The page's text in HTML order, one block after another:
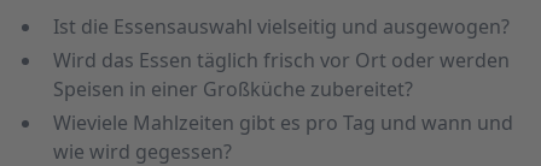
Ist die Essens­auswahl vielseitig und ausge­wogen?
Wird das Essen täglich frisch vor Ort oder werden
Speisen in einer Großküche zubereitet?
Wieviele Mahl­zeiten gibt es pro Tag und wann und
wie wird gegessen?